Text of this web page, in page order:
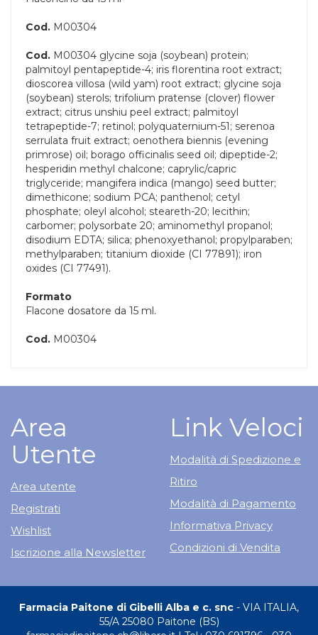
Cod. M00304
Cod. M00304 glycine soja (soybean) protein;
palmitoyl pentapeptide-4; iris florentina root extract;
dioscorea villosa (wild yam) root extract; glycine soja
(soybean) sterols; trifolium pratense (clover) flower
extract; citrus unshiu peel extract; palmitoyl
tetrapeptide-7; retinol; polyquaternium-51; serenoa
serrulata fruit extract; oenothera biennis (evening
primrose) oil; borago officinalis seed oil; dipeptide-2;
hesperidin methyl chalcone; caprylic/capric
triglyceride; mangifera indica (mango) seed butter;
dimethicone; sodium PCA; panthenol; cetyl
phosphate; oleyl alcohol; steareth-20; lecithin;
carbomer; polysorbate 20; aminomethyl propanol;
disodium EDTA; silica; phenoxyethanol; propylparaben;
methylparaben; titanium dioxide (CI 77891); iron
oxides (CI 77491).
Formato
Flacone dosatore da 15 ml.
Cod. M00304
Area
Utente
Area utente
Registrati
Wishlist
Iscrizione alla Newsletter
Link Veloci
Modalità di Spedizione e
Ritiro
Modalità di Pagamento
Informativa Privacy
Condizioni di Vendita
Farmacia Paitone di Gibelli Alba e c. snc - VIA ITALIA,
55/A 25080 Paitone (BS)